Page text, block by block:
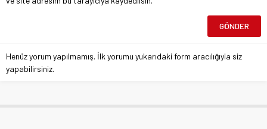
Henüz yorum yapılmamış. İlk yorumu yukarıdaki form aracılığıyla siz
yapabilirsiniz.